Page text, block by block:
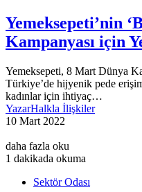
Yemeksepeti’nin
Kampanyası için
Yemeksepeti, 8 Mart Dünya
Türkiye’de hijyenik pede
kadınlar için ihtiyaç…
YazarHalkla İlişkiler
10 Mart 2022
daha fazla oku
1 dakikada okuma
Sektör Odası